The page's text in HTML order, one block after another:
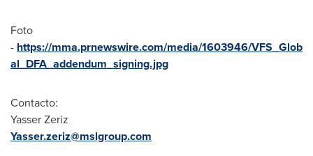
Foto
- https://mma.prnewswire.com/media/1603946/VFS_Glob
al_DFA_addendum_signing.jpg
Contacto:
Yasser Zeriz
Yasser.zeriz@mslgroup.com